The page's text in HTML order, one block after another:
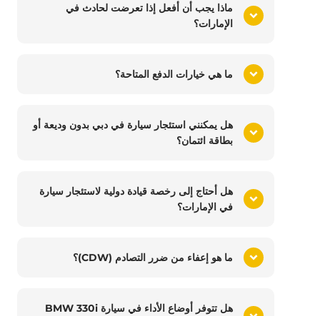
ماذا يجب أن أفعل إذا تعرضت لحادث في
الإمارات؟
ما هي خيارات الدفع المتاحة؟
هل يمكنني استئجار سيارة في دبي بدون وديعة أو
بطاقة ائتمان؟
هل أحتاج إلى رخصة قيادة دولية لاستئجار سيارة
في الإمارات؟
ما هو إعفاء من ضرر التصادم (CDW)؟
هل تتوفر أوضاع الأداء في سيارة BMW 330i